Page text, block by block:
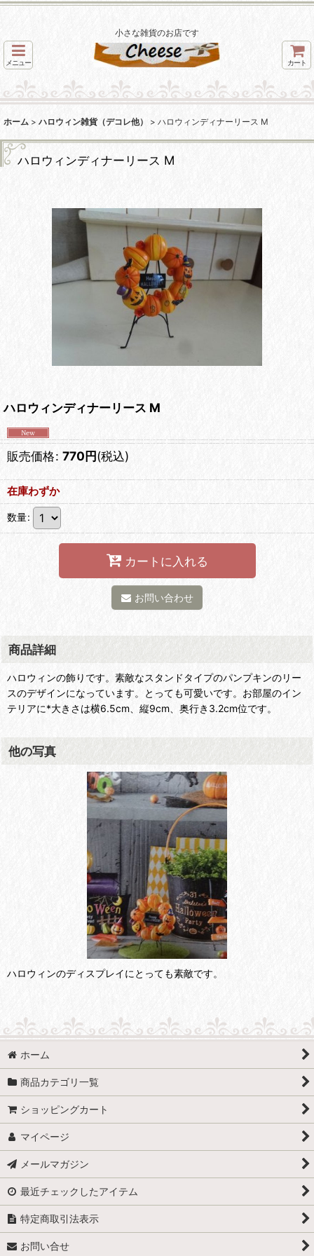
小さな雑貨のお店です
メニュー カート
ホーム > ハロウィン雑貨（デコレ他） > ハロウィンディナーリース M
ハロウィンディナーリース M
ハロウィンディナーリース M
販売価格: 770円(税込)
在庫わずか
数量:
カートに入れる
お問い合わせ
商品詳細
ハロウィンの飾りです。素敵なスタンドタイプのパンプキンのリー
スのデザインになっています。とっても可愛いです。お部屋のイン
テリアに*大きさは横6.5cm、縦9cm、奥行き3.2cm位です。
他の写真
ハロウィンのディスプレイにとっても素敵です。
ホーム
商品カテゴリ一覧
ショッピングカート
マイページ
メールマガジン
最近チェックしたアイテム
特定商取引法表示
お問い合せ